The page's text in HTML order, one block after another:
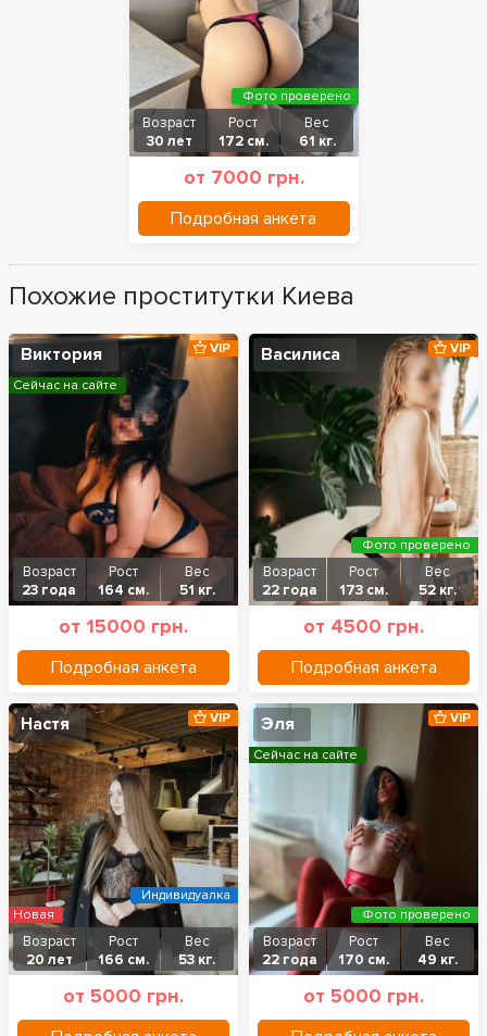
Возраст
30 лет
Рост
172 см.
Вес
61 кг.
от 7000 грн.
Подробная анкета
Фото проверено
Похожие проститутки Киева
Виктория
Возраст
23 года
Рост
164 см.
Вес
51 кг.
от 15000 грн.
Подробная анкета
VIP
Сейчас на сайте
Василиса
Возраст
22 года
Рост
173 см.
Вес
52 кг.
от 4500 грн.
Подробная анкета
VIP
Фото проверено
Настя
Возраст
20 лет
Рост
166 см.
Вес
53 кг.
от 5000 грн.
VIP
Новая
Индивидуалка
Эля
Возраст
22 года
Рост
170 см.
Вес
49 кг.
от 5000 грн.
VIP
Сейчас на сайте
Фото проверено